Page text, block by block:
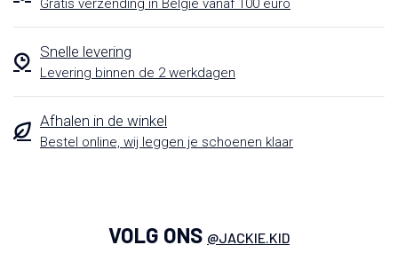
Gratis verzending in België vanaf 100 euro
Snelle levering
Levering binnen de 2 werkdagen
Afhalen in de winkel
Bestel online, wij leggen je schoenen klaar
VOLG ONS @JACKIE.KID